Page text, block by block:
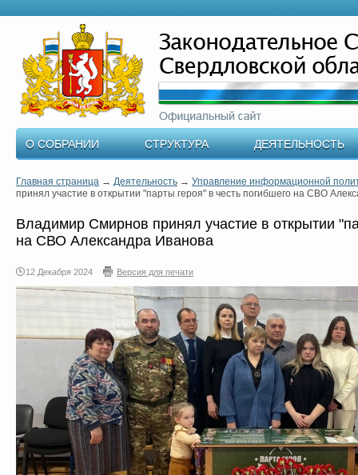
О СОБРАНИИ СТРУКТУРА ДЕЯТЕЛЬНОСТЬ
Главная страница → Деятельность → Управление информационной
принял участие в открытии "парты героя" в честь погибшего на СВО
Владимир Смирнов принял участие в открытии
на СВО Александра Иванова
12 Декабря 2024 Версия для печати